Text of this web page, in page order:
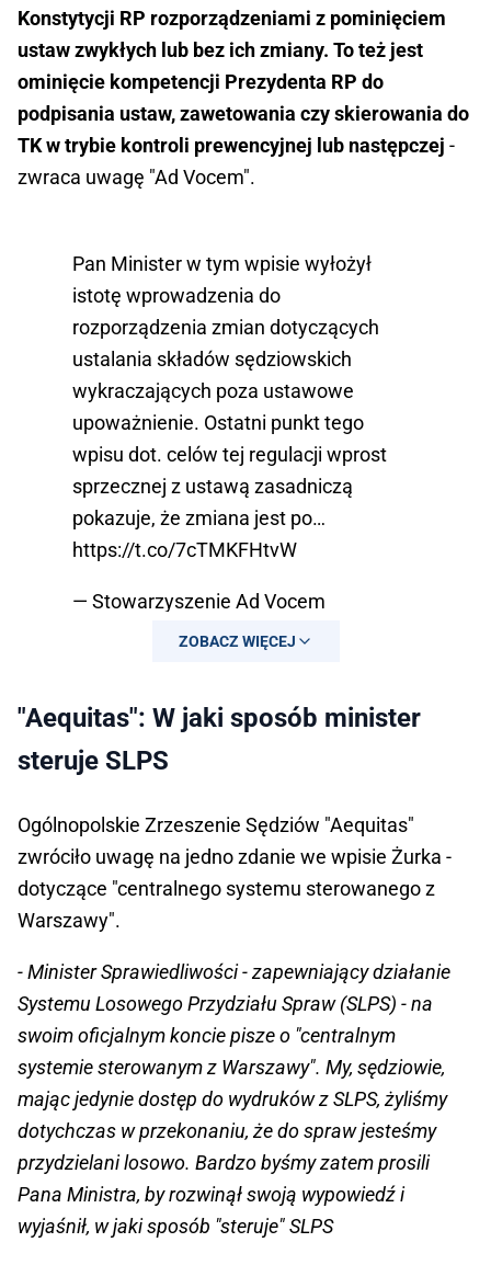
Konstytycji RP rozporządzeniami z pominięciem
ustaw zwykłych lub bez ich zmiany. To też jest
ominięcie kompetencji Prezydenta RP do
podpisania ustaw, zawetowania czy skierowania do
TK w trybie kontroli prewencyjnej lub następczej -
zwraca uwagę "Ad Vocem".
Pan Minister w tym wpisie wyłożył
istotę wprowadzenia do
rozporządzenia zmian dotyczących
ustalania składów sędziowskich
wykraczających poza ustawowe
upoważnienie. Ostatni punkt tego
wpisu dot. celów tej regulacji wprost
sprzecznej z ustawą zasadniczą
pokazuje, że zmiana jest po…
https://t.co/7cTMKFHtvW
— Stowarzyszenie Ad Vocem
(@StAdVocem)October 3, 2025
ZOBACZ WIĘCEJ
"Aequitas": W jaki sposób minister
steruje SLPS
Ogólnopolskie Zrzeszenie Sędziów "Aequitas"
zwróciło uwagę na jedno zdanie we wpisie Żurka -
dotyczące "centralnego systemu sterowanego z
Warszawy".
- Minister Sprawiedliwości - zapewniający działanie
Systemu Losowego Przydziału Spraw (SLPS) - na
swoim oficjalnym koncie pisze o "centralnym
systemie sterowanym z Warszawy". My, sędziowie,
mając jedynie dostęp do wydruków z SLPS, żyliśmy
dotychczas w przekonaniu, że do spraw jesteśmy
przydzielani losowo. Bardzo byśmy zatem prosili
Pana Ministra, by rozwinął swoją wypowiedź i
wyjaśnił, w jaki sposób "steruje" SLPS